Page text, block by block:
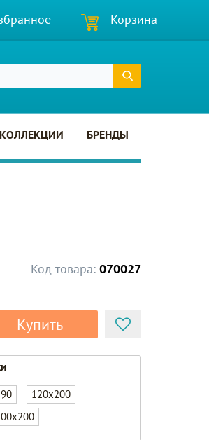
Корзина
КОЛЛЕКЦИИ БРЕНДЫ
Код товара: 070027
Купить
120x200